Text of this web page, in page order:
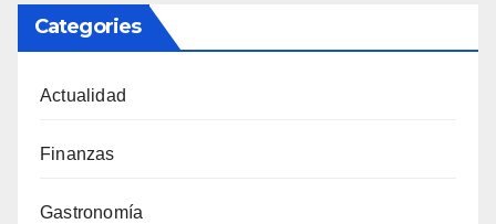
Categories
Actualidad
Finanzas
Gastronomía